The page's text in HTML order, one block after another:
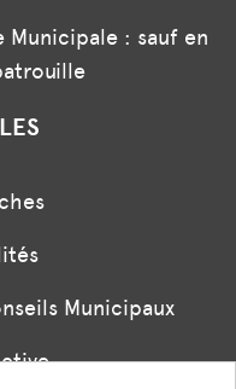
: sauf en
Municipaux